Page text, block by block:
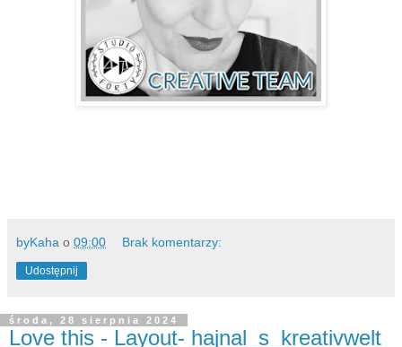
byKaha o 09:00 Brak komentarzy:
Udostępnij
środa, 28 sierpnia 2024
Love this - Layout- hajnal_s_kreativwelt